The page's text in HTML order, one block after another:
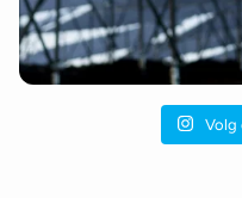
Volg